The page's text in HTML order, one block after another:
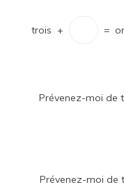
trois + =
Prévenez-moi de
Prévenez-moi de